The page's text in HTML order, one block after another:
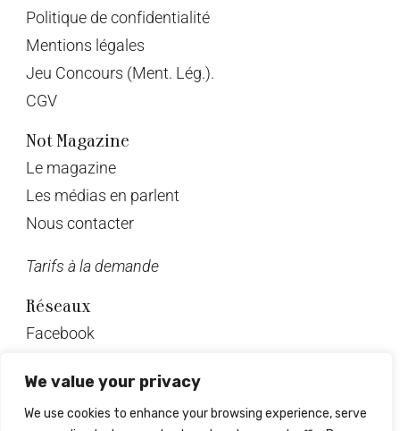
We value your privacy
We use cookies to enhance your browsing experience, serve
Politique de confidentialité
Mentions légales
Jeu Concours (Ment. Lég.).
CGV
Not Magazine
Le magazine
Les médias en parlent
Nous contacter
Tarifs à la demande
Réseaux
Facebook
Instagram
Pinterest